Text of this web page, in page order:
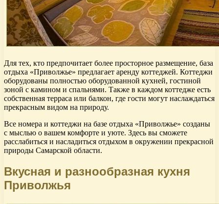
Для тех, кто предпочитает более просторное размещение, база
отдыха «Приволжье» предлагает аренду коттеджей. Коттеджи
оборудованы полностью оборудованной кухней, гостиной
зоной с камином и спальнями. Также в каждом коттедже есть
собственная терраса или балкон, где гости могут наслаждаться
прекрасным видом на природу.
Все номера и коттеджи на базе отдыха «Приволжье» созданы
с мыслью о вашем комфорте и уюте. Здесь вы сможете
расслабиться и насладиться отдыхом в окружении прекрасной
природы Самарской области.
Вкусная и разнообразная кухня
Приволжья